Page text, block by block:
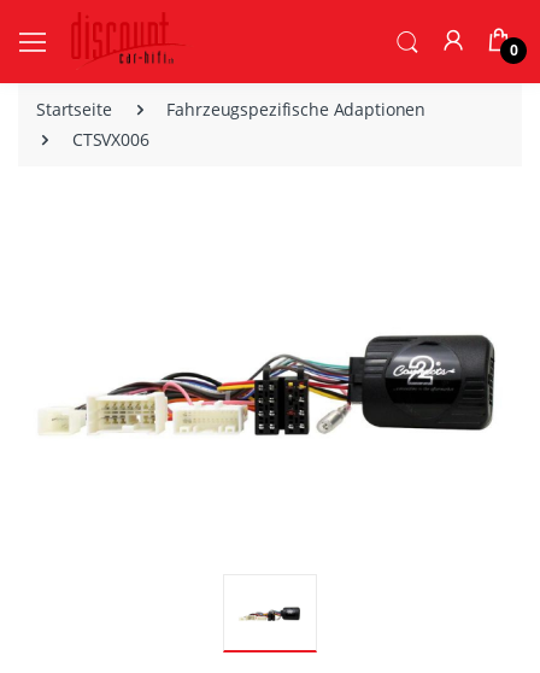
0
Startseite
Fahrzeugspezifische Adaptionen
CTSVX006